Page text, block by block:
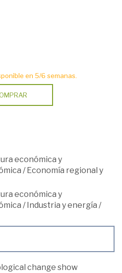
en 5/6 semanas.
económica y
/Economía regional y
económica y
/Industria y energía /
change show